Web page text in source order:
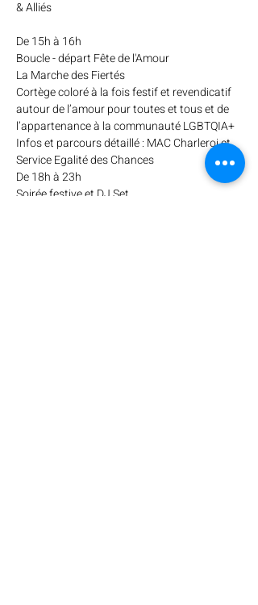
De 15h à 16h
Boucle - départ Fête de l'Amour
La Marche des Fiertés
Cortège coloré à la fois festif et revendicatif
autour de l’amour pour toutes et tous et de
l’appartenance à la communauté LGBTQIA+
Infos et parcours détaillé : MAC Charleroi et
Service Egalité des Chances
De 18h à 23h
Soirée festive et DJ Set